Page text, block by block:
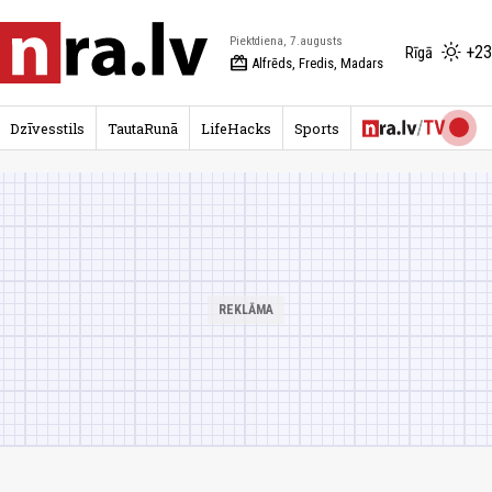
Piektdiena, 7.augusts
redeem Alfrēds, Fredis, Madars
Rīgā
Dzīvesstils TautaRunā LifeHacks Sports